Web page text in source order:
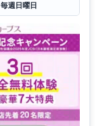
毎週日曜日